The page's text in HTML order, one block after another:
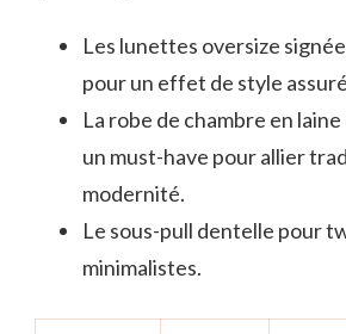
Les lunettes oversize
pour un effet de style
La robe de chambre en
un must-have pour allier
modernité.
Le sous-pull dentelle pour
minimalistes.